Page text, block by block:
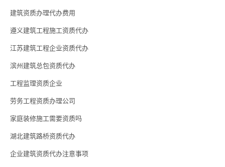
建筑资质办理代办费用
遵义建筑工程施工资质代办
江苏建筑工程企业资质代办
滨州建筑总包资质代办
工程监理资质企业
劳务工程资质办理公司
家庭装修施工需要资质吗
湖北建筑路桥资质代办
企业建筑资质代办注意事项